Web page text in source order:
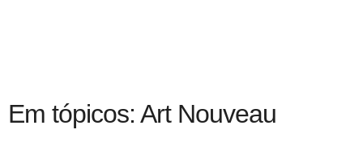
Em tópicos: Art Nouveau